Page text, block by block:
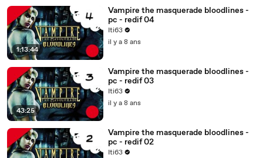
1:13:44
Vampire the masquerade bloodlines -
pc - redif 04
Iti63
il y a 8 ans
43:25
Vampire the masquerade bloodlines -
pc - redif 03
Iti63
il y a 8 ans
Vampire the masquerade bloodlines -
pc - redif 02
Iti63